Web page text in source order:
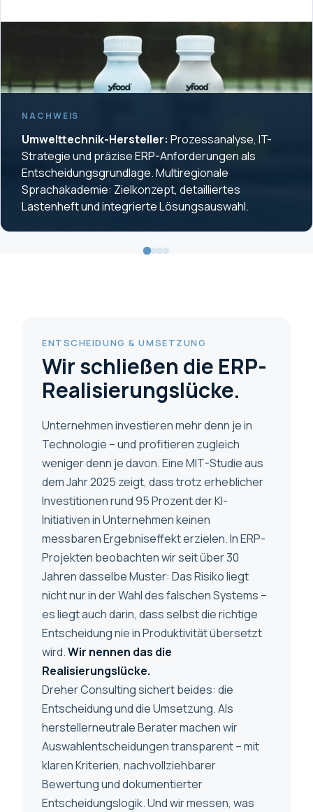
NACHWEIS
Umwelttechnik-Hersteller: Prozessanalyse, IT-
Strategie und präzise ERP-Anforderungen als
Entscheidungsgrundlage. Multiregionale
Sprachakademie: Zielkonzept, detailliertes
Lastenheft und integrierte Lösungsauswahl.
ENTSCHEIDUNG & UMSETZUNG
Wir schließen die ERP-
Realisierungslücke.
Unternehmen investieren mehr denn je in
Technologie – und profitieren zugleich
weniger denn je davon. Eine MIT-Studie aus
dem Jahr 2025 zeigt, dass trotz erheblicher
Investitionen rund 95 Prozent der KI-
Initiativen in Unternehmen keinen
messbaren Ergebniseffekt erzielen. In ERP-
Projekten beobachten wir seit über 30
Jahren dasselbe Muster: Das Risiko liegt
nicht nur in der Wahl des falschen Systems –
es liegt auch darin, dass selbst die richtige
Entscheidung nie in Produktivität übersetzt
wird.Wir nennen das die
Realisierungslücke.
Dreher Consulting sichert beides: die
Entscheidung und die Umsetzung. Als
herstellerneutrale Berater machen wir
Auswahlentscheidungen transparent – mit
klaren Kriterien, nachvollziehbarer
Bewertung und dokumentierter
Entscheidungslogik. Und wir messen, was